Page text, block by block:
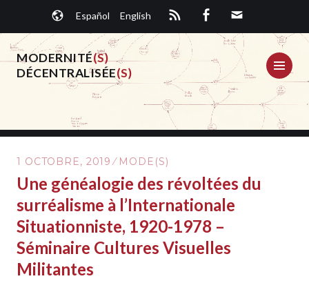
contenu
principal
Español English
MODERNITÉ(S)
DÉCENTRALISÉE(S)
1 OCTOBRE, 2019 MODE(S)
Une généalogie des révoltées du
surréalisme à l’Internationale
Situationniste, 1920-1978 –
Séminaire Cultures Visuelles
Militantes